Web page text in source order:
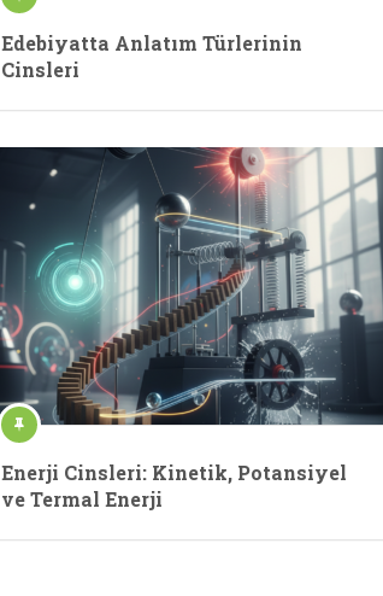
Edebiyatta Anlatım Türlerinin
Cinsleri
Enerji Cinsleri: Kinetik, Potansiyel
ve Termal Enerji